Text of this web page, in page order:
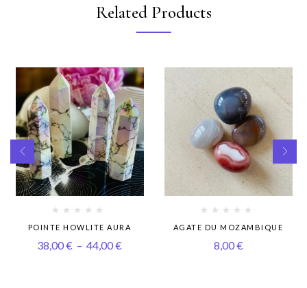
Related Products
POINTE HOWLITE AURA
38,00€ – 44,00€
AGATE DU MOZAMBIQUE
8,00€